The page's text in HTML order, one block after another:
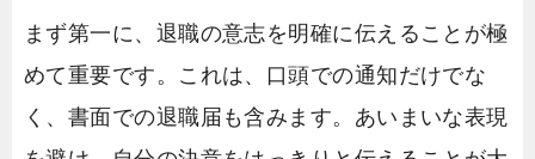
まず第一に、退職の意志を明確に伝えることが極
めて重要です。これは、口頭での通知だけでな
く、書面での退職届も含みます。あいまいな表現